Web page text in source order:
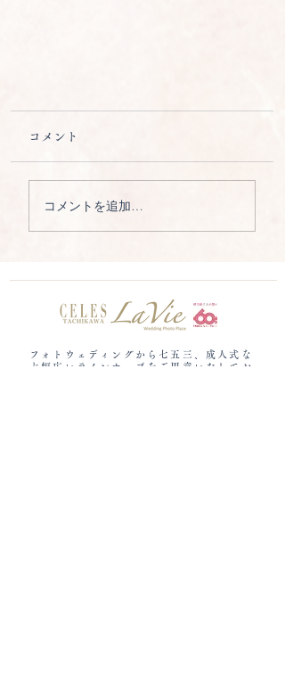
コメント
コメントを追加…
フォトウェディングから七五三、成人式な
ど​幅広いラインナップをご用意いたしてお